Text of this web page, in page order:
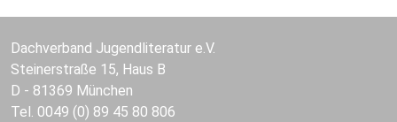
Dachverband Jugendliteratur e.V.
Steinerstraße 15, Haus B
D - 81369 München
Tel. 0049 (0) 89 45 80 806